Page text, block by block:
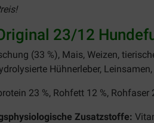
23/12
(33 %), Mais, Weizen,
Hühnerleber,
23 %, Rohfett 12 %, Rohfaser
Zusatzstoffe: